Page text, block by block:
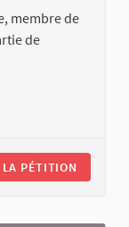
membre de
de
PÉTITION